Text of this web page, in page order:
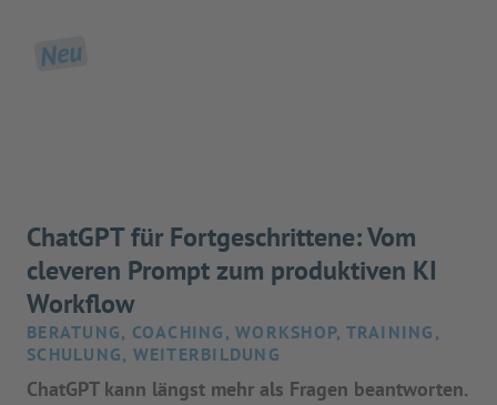
Neu
ChatGPT für Fortgeschrittene: Vom
cleveren Prompt zum produktiven KI
Workflow
BERATUNG, COACHING, WORKSHOP, TRAINING,
SCHULUNG, WEITERBILDUNG
ChatGPT kann längst mehr als Fragen beantworten.